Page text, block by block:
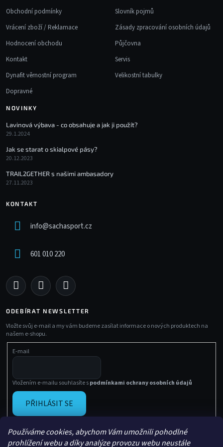
Používáme cookies, abychom Vám umožnili pohodlné
prohlížení webu a díky analýze provozu webu neustále
Obchodní podmínky
Vrácení zboží / Reklamace
Hodnocení obchodu
Kontakt
Dynafit věrnostní program
Dopravné
Slovník pojmů
Zásady zpracování osobních údajů
Půjčovna
Servis
Velikostní tabulky
NOVINKY
Lavinová výbava - co obsahuje a jak ji použít?
29.1.2024
Jak se starat o skialpové pásy?
20.12.2023
TRAIL2GETHER s našimi ambasadory
27.11.2023
KONTAKT
info@sachasport.cz
601 010 220
ODEBÍRAT NEWSLETTER
Vložte svůj e-mail a my vám budeme zasílat informace o nových produktech na
našem e-shopu.
E-mail
Vložením e-mailu souhlasíte spodmínkami ochrany osobních údajů
PŘIHLÁSIT SE